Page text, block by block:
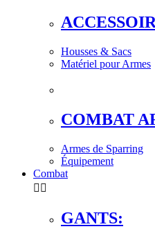
Housses & Sacs
Matériel pour Armes
COMBAT
Armes de Sparring
Équipement
Combat
 
GANTS: